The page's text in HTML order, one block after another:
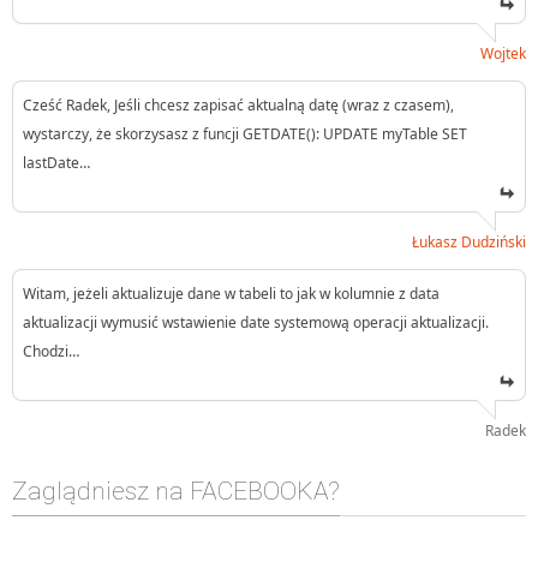
Wojtek
Cześć Radek, Jeśli chcesz zapisać aktualną datę (wraz z czasem),
wystarczy, że skorzysasz z funcji GETDATE(): UPDATE myTable SET
lastDate…
Łukasz Dudziński
Witam, jeżeli aktualizuje dane w tabeli to jak w kolumnie z data
aktualizacji wymusić wstawienie date systemową operacji aktualizacji.
Chodzi…
Radek
Zaglądniesz na FACEBOOKA?